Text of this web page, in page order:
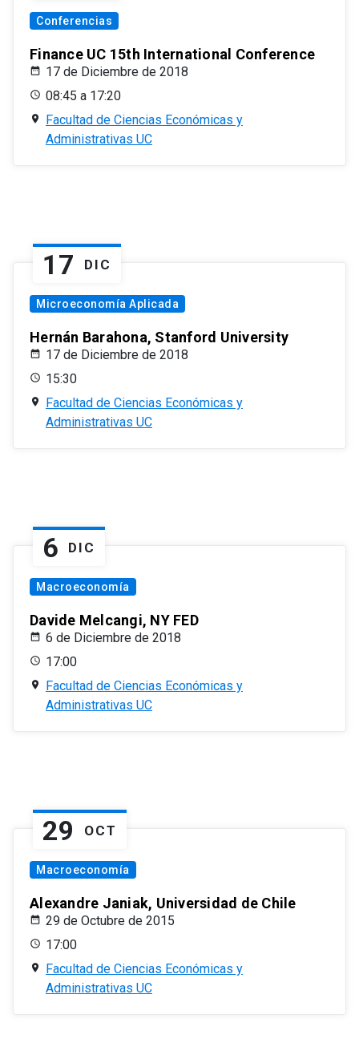
Conferencias
Finance UC 15th International Conference
17 de Diciembre de 2018
08:45 a 17:20
Facultad de Ciencias Económicas y
Administrativas UC
17 DIC
Microeconomía Aplicada
Hernán Barahona, Stanford University
17 de Diciembre de 2018
15:30
Facultad de Ciencias Económicas y
Administrativas UC
6 DIC
Macroeconomía
Davide Melcangi, NY FED
6 de Diciembre de 2018
17:00
Facultad de Ciencias Económicas y
Administrativas UC
29 OCT
Macroeconomía
Alexandre Janiak, Universidad de Chile
29 de Octubre de 2015
17:00
Facultad de Ciencias Económicas y
Administrativas UC